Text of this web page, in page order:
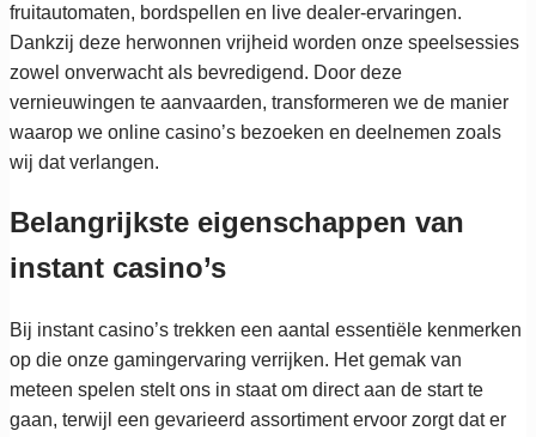
fruitautomaten, bordspellen en live dealer-ervaringen.
Dankzij deze herwonnen vrijheid worden onze speelsessies
zowel onverwacht als bevredigend. Door deze
vernieuwingen te aanvaarden, transformeren we de manier
waarop we online casino’s bezoeken en deelnemen zoals
wij dat verlangen.
Belangrijkste eigenschappen van
instant casino’s
Bij instant casino’s trekken een aantal essentiële kenmerken
op die onze gamingervaring verrijken. Het gemak van
meteen spelen stelt ons in staat om direct aan de start te
gaan, terwijl een gevarieerd assortiment ervoor zorgt dat er